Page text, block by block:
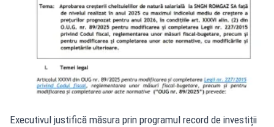
Executivul justifică măsura prin programul record de investiții